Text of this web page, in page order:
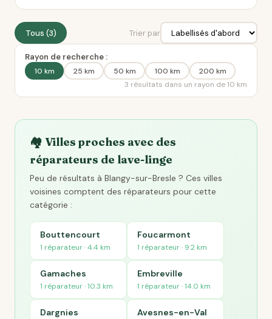
Tous (3) Trier par
Rayon de recherche :
10 km 25 km 50 km 100 km
200 km
3 résultats dans un rayon de 10 km
🏘️ Villes proches avec des
réparateurs de lave-linge
Peu de résultats à Blangy-sur-Bresle ? Ces villes
voisines comptent des réparateurs pour cette
catégorie :
Bouttencourt
1 réparateur · 4.4 km
Foucarmont
1 réparateur · 9.2 km
Gamaches
1 réparateur · 10.3 km
Embreville
1 réparateur · 14.0 km
Dargnies Avesnes-en-Val